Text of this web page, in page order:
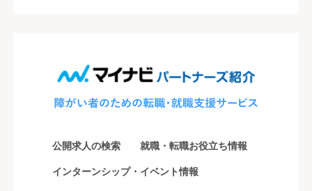
公開求人の検索 就職・転職お役立ち情報
インターンシップ・イベント情報